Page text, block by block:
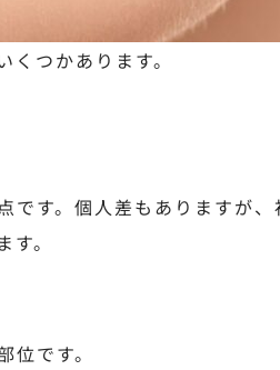
つかあります。
す。個人差もありますが
。
です。